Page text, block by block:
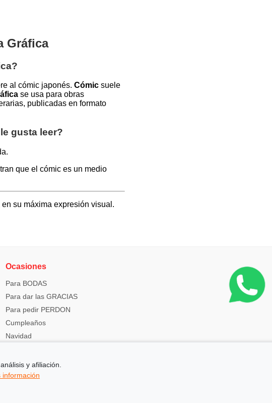
y afiliación.
información
Gráfica
al cómic japonés. Cómic suele
se usa para obras
publicadas en formato
gusta leer?
que el cómic es un medio
su máxima expresión visual.
Ocasiones
Para BODAS
Para dar las GRACIAS
Para pedir PERDON
Cumpleaños
Navidad